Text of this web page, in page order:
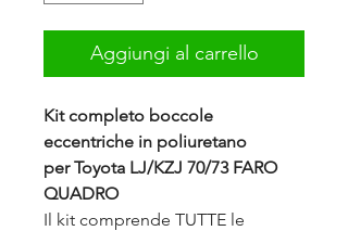
Aggiungi al carrello
Kit completo boccole
eccentriche in poliuretano
perToyota LJ/KZJ 70/73 FARO
QUADRO
Il kit comprende TUTTE le